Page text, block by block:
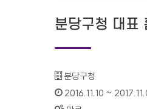
분당구청 대표
기관명 :
분당구청
인증기간 :
2016.11.10 ~